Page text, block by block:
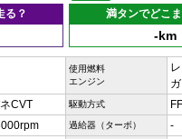
る？
満タンでどこ
-km
使用燃料
エンジン
CVT 駆動方式 FF
過給器（ターボ） -